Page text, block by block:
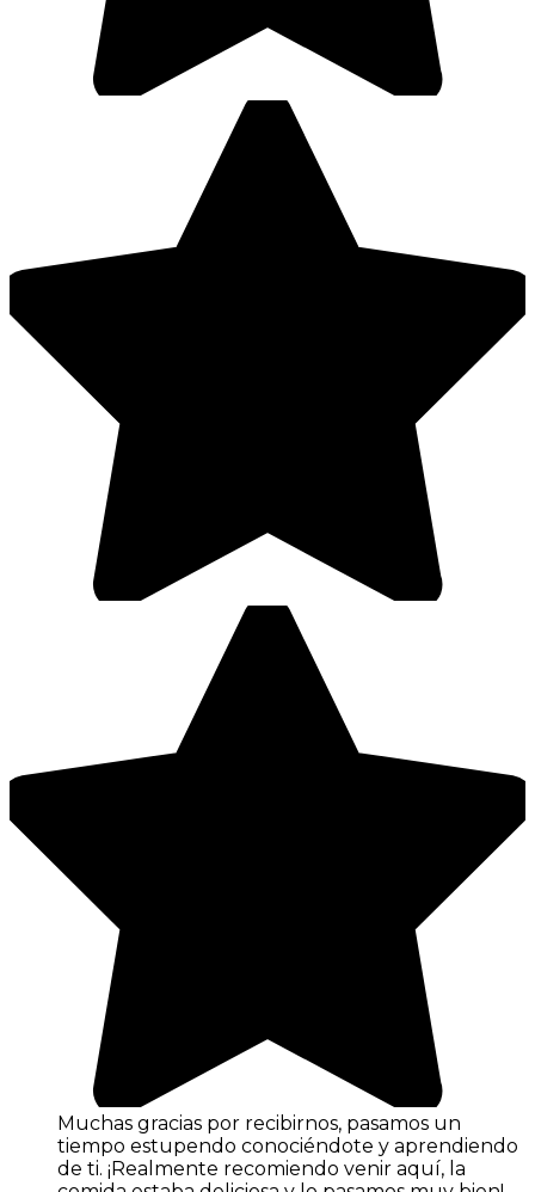
Muchas gracias por recibirnos, pasamos un
tiempo estupendo conociéndote y aprendiendo
de ti. ¡Realmente recomiendo venir aquí, la